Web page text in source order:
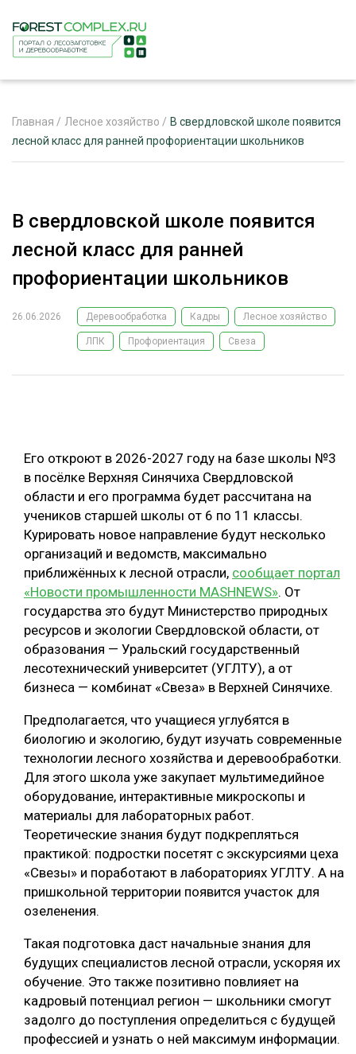
РЕКЛАМОДАТЕЛЯМ
ЛЕСНОЕ ХОЗЯЙСТВО
ЛЕСОЗАГОТОВКА
ОБРАБОТКА ДРЕВЕСИНЫ
ЛЕСОВОССТАНОВЛЕНИЕ И ЗАЩИТА
ЛОГИСТИКА
ПРОИЗВОДСТВО ДРЕВЕСНЫХ ПЛИТ
ЦБП
КОМПЛЕКСНАЯ ПЕРЕРАБОТКА
ДЕРЕВЯННОЕ ДОМОСТРОЕНИЕ
БЕЗОПАСНОЕ ПРОИЗВОДСТВО
СУШКА ДРЕВЕСИНЫ
МЕБЕЛЬНОЕ ПРОИЗВОДСТВО
ТЕМАТИЧЕСКИЕ ПРОЕКТЫ
ЭКСПЕРТНОЕ МНЕНИЕ
Главная / Лесное хозяйство / В свердловской школе появится
лесной класс для ранней профориентации школьников
В свердловской школе появится
лесной класс для ранней
профориентации школьников
26.06.2026 Деревообработка Кадры Лесное хозяйство
ЛПК Профориентация Свеза
Его откроют в 2026-2027 году на базе школы №3
в посёлке Верхняя Синячиха Свердловской
области и его программа будет рассчитана на
учеников старшей школы от 6 по 11 классы.
Курировать новое направление будут несколько
организаций и ведомств, максимально
приближённых к лесной отрасли, сообщает портал
«Новости промышленности MASHNEWS». От
государства это будут Министерство природных
ресурсов и экологии Свердловской области, от
образования — Уральский государственный
лесотехнический университет (УГЛТУ), а от
бизнеса — комбинат «Свеза» в Верхней Синячихе.
Предполагается, что учащиеся углубятся в
биологию и экологию, будут изучать современные
технологии лесного хозяйства и деревообработки.
Для этого школа уже закупает мультимедийное
оборудование, интерактивные микроскопы и
материалы для лабораторных работ.
Теоретические знания будут подкрепляться
практикой: подростки посетят с экскурсиями цеха
«Свезы» и поработают в лабораториях УГЛТУ. А на
пришкольной территории появится участок для
озеленения.
Такая подготовка даст начальные знания для
будущих специалистов лесной отрасли, ускоряя их
обучение. Это также позитивно повлияет на
кадровый потенциал регион — школьники смогут
задолго до поступления определиться с будущей
профессией и узнать о ней максимум информации.